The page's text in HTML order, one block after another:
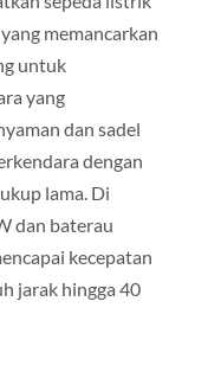
memancarkan
untuk
yang
dan sadel
dengan
lama. Di
dan baterau
kecepatan
jarak hingga 40